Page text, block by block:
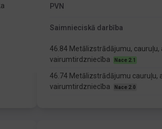
PVN
Saimnieciskā darbība
46.84 Metālizstrādājumu,
vairumtirdzniecība
Nace 2.1
46.74 Metālizstrādājumu cauruļu,
vairumtirdzniecība
Nace 2.0